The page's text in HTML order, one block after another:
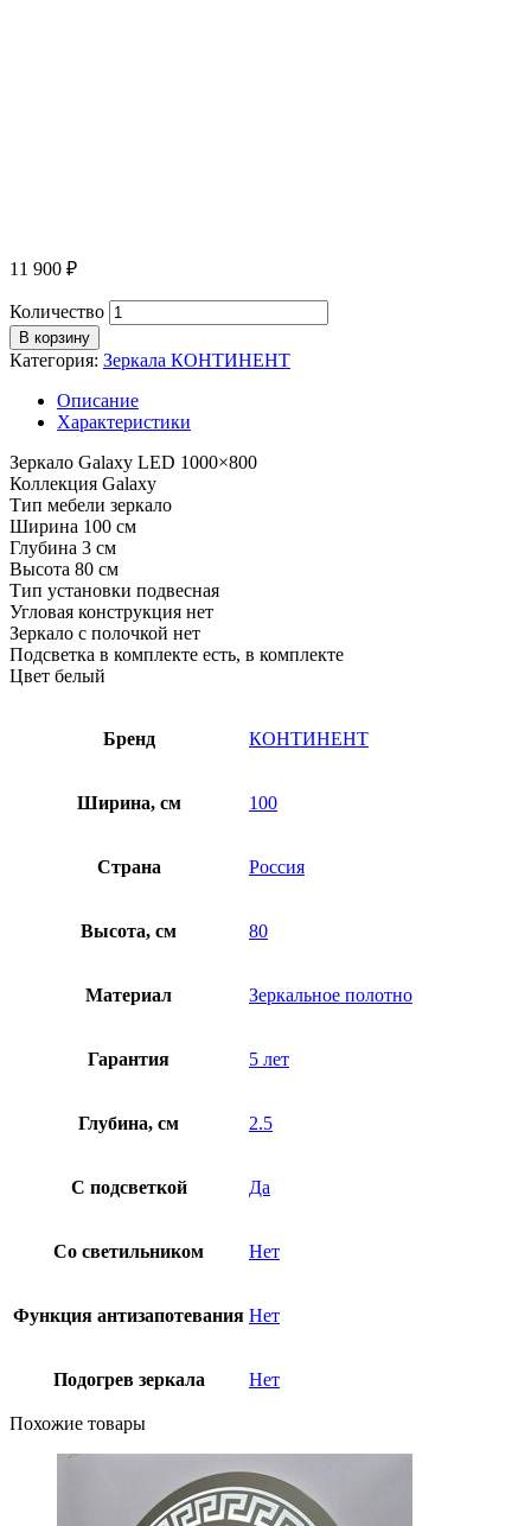
11 900 ₽
Количество
В корзину
Категория: Зеркала КОНТИНЕНТ
Описание
Характеристики
Зеркало Galaxy LED 1000×800
Коллекция Galaxy
Тип мебели зеркало
Ширина 100 см
Глубина 3 см
Высота 80 см
Тип установки подвесная
Угловая конструкция нет
Зеркало с полочкой нет
Подсветка в комплекте есть, в комплекте
Цвет белый
Бренд КОНТИНЕНТ
Ширина, см 100
Страна Россия
Высота, см 80
Материал Зеркальное полотно
Гарантия 5 лет
Глубина, см 2.5
С подсветкой Да
Со светильником Нет
Функция антизапотевания Нет
Подогрев зеркала Нет
Похожие товары